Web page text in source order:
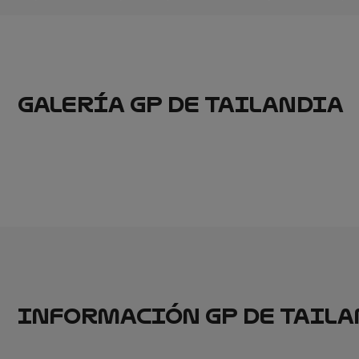
GALERÍA GP DE TAILANDIA
INFORMACIÓN GP DE